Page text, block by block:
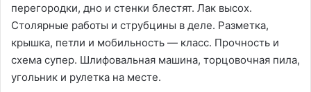
перегородки, дно и стенки блестят. Лак высох.
Столярные работы и струбцины в деле. Разметка,
крышка, петли и мобильность — класс. Прочность и
схема супер. Шлифовальная машина, торцовочная пила,
угольник и рулетка на месте.